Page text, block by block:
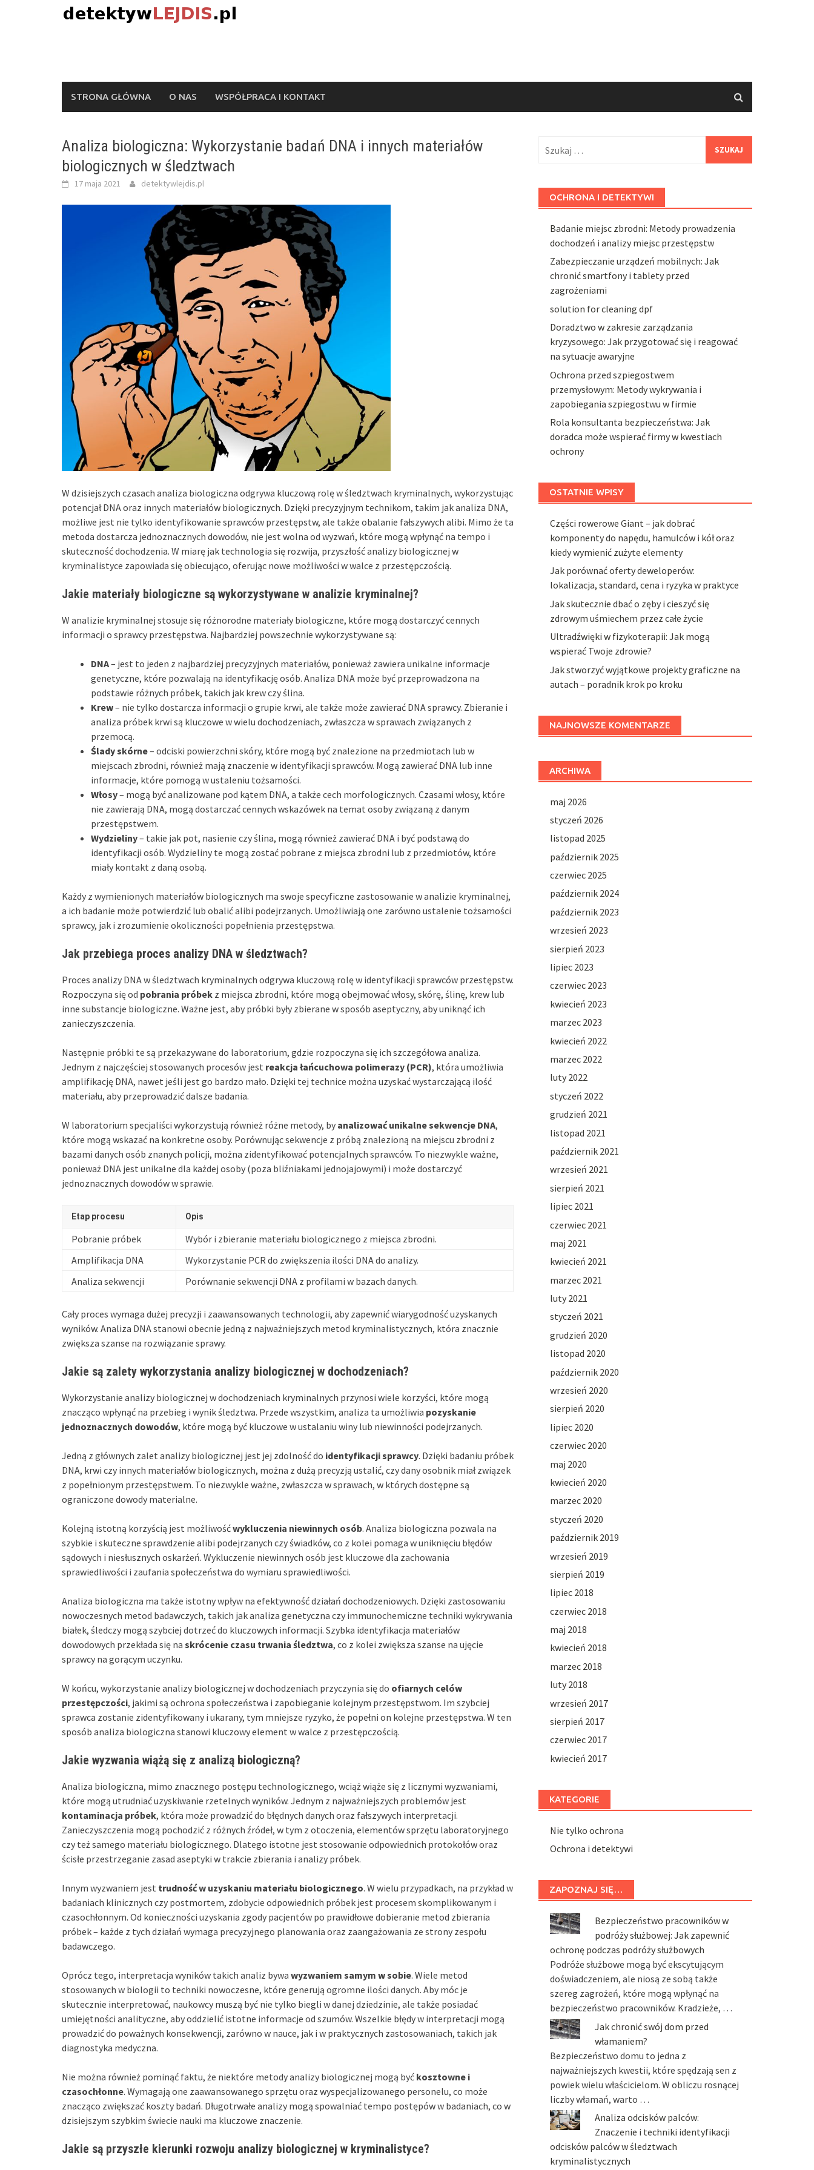
STRONA GŁÓWNA O NAS WSPÓŁPRACA I KONTAKT
Analiza biologiczna: Wykorzystanie badań DNA i innych materiałów
biologicznych w śledztwach
17 maja 2021 detektywlejdis.pl
W dzisiejszych czasach analiza biologiczna odgrywa kluczową rolę w śledztwach kryminalnych, wykorzystując
potencjał DNA oraz innych materiałów biologicznych. Dzięki precyzyjnym technikom, takim jak analiza DNA,
możliwe jest nie tylko identyfikowanie sprawców przestępstw, ale także obalanie fałszywych alibi. Mimo że ta
metoda dostarcza jednoznacznych dowodów, nie jest wolna od wyzwań, które mogą wpłynąć na tempo i
skuteczność dochodzenia. W miarę jak technologia się rozwija, przyszłość analizy biologicznej w
kryminalistyce zapowiada się obiecująco, oferując nowe możliwości w walce z przestępczością.
Jakie materiały biologiczne są wykorzystywane w analizie kryminalnej?
W analizie kryminalnej stosuje się różnorodne materiały biologiczne, które mogą dostarczyć cennych
informacji o sprawcy przestępstwa. Najbardziej powszechnie wykorzystywane są:
DNA– jest to jeden z najbardziej precyzyjnych materiałów, ponieważ zawiera unikalne informacje
genetyczne, które pozwalają na identyfikację osób. Analiza DNA może być przeprowadzona na
podstawie różnych próbek, takich jak krew czy ślina.
Krew– nie tylko dostarcza informacji o grupie krwi, ale także może zawierać DNA sprawcy. Zbieranie i
analiza próbek krwi są kluczowe w wielu dochodzeniach, zwłaszcza w sprawach związanych z
przemocą.
Ślady skórne– odciski powierzchni skóry, które mogą być znalezione na przedmiotach lub w
miejscach zbrodni, również mają znaczenie w identyfikacji sprawców. Mogą zawierać DNA lub inne
informacje, które pomogą w ustaleniu tożsamości.
Włosy– mogą być analizowane pod kątem DNA, a także cech morfologicznych. Czasami włosy, które
nie zawierają DNA, mogą dostarczać cennych wskazówek na temat osoby związaną z danym
przestępstwem.
Wydzieliny– takie jak pot, nasienie czy ślina, mogą również zawierać DNA i być podstawą do
identyfikacji osób. Wydzieliny te mogą zostać pobrane z miejsca zbrodni lub z przedmiotów, które
miały kontakt z daną osobą.
Każdy z wymienionych materiałów biologicznych ma swoje specyficzne zastosowanie w analizie kryminalnej,
a ich badanie może potwierdzić lub obalić alibi podejrzanych. Umożliwiają one zarówno ustalenie tożsamości
sprawcy, jak i zrozumienie okoliczności popełnienia przestępstwa.
Jak przebiega proces analizy DNA w śledztwach?
Proces analizy DNA w śledztwach kryminalnych odgrywa kluczową rolę w identyfikacji sprawców przestępstw.
Rozpoczyna się od pobrania próbek z miejsca zbrodni, które mogą obejmować włosy, skórę, ślinę, krew lub
inne substancje biologiczne. Ważne jest, aby próbki były zbierane w sposób aseptyczny, aby uniknąć ich
zanieczyszczenia.
Następnie próbki te są przekazywane do laboratorium, gdzie rozpoczyna się ich szczegółowa analiza.
Jednym z najczęściej stosowanych procesów jest reakcja łańcuchowa polimerazy (PCR), która umożliwia
amplifikację DNA, nawet jeśli jest go bardzo mało. Dzięki tej technice można uzyskać wystarczającą ilość
materiału, aby przeprowadzić dalsze badania.
W laboratorium specjaliści wykorzystują również różne metody, by analizować unikalne sekwencje DNA,
które mogą wskazać na konkretne osoby. Porównując sekwencje z próbą znalezioną na miejscu zbrodni z
bazami danych osób znanych policji, można zidentyfikować potencjalnych sprawców. To niezwykle ważne,
ponieważ DNA jest unikalne dla każdej osoby (poza bliźniakami jednojajowymi) i może dostarczyć
jednoznacznych dowodów w sprawie.
Etap procesu Opis
Pobranie próbek
Wybór i zbieranie materiału biologicznego z miejsca zbrodni.
Amplifikacja DNA
Wykorzystanie PCR do zwiększenia ilości DNA do analizy.
Analiza sekwencji
Porównanie sekwencji DNA z profilami w bazach danych.
Cały proces wymaga dużej precyzji i zaawansowanych technologii, aby zapewnić wiarygodność uzyskanych
wyników. Analiza DNA stanowi obecnie jedną z najważniejszych metod kryminalistycznych, która znacznie
zwiększa szanse na rozwiązanie sprawy.
Jakie są zalety wykorzystania analizy biologicznej w dochodzeniach?
Wykorzystanie analizy biologicznej w dochodzeniach kryminalnych przynosi wiele korzyści, które mogą
znacząco wpłynąć na przebieg i wynik śledztwa. Przede wszystkim, analiza ta umożliwia pozyskanie
jednoznacznych dowodów, które mogą być kluczowe w ustalaniu winy lub niewinności podejrzanych.
Jedną z głównych zalet analizy biologicznej jest jej zdolność do identyfikacji sprawcy. Dzięki badaniu próbek
DNA, krwi czy innych materiałów biologicznych, można z dużą precyzją ustalić, czy dany osobnik miał związek
z popełnionym przestępstwem. To niezwykle ważne, zwłaszcza w sprawach, w których dostępne są
ograniczone dowody materialne.
Kolejną istotną korzyścią jest możliwośćwykluczenia niewinnych osób. Analiza biologiczna pozwala na
szybkie i skuteczne sprawdzenie alibi podejrzanych czy świadków, co z kolei pomaga w uniknięciu błędów
sądowych i niesłusznych oskarżeń. Wykluczenie niewinnych osób jest kluczowe dla zachowania
sprawiedliwości i zaufania społeczeństwa do wymiaru sprawiedliwości.
Analiza biologiczna ma także istotny wpływ na efektywność działań dochodzeniowych. Dzięki zastosowaniu
nowoczesnych metod badawczych, takich jak analiza genetyczna czy immunochemiczne techniki wykrywania
białek, śledczy mogą szybciej dotrzeć do kluczowych informacji. Szybka identyfikacja materiałów
dowodowych przekłada się na skrócenie czasu trwania śledztwa, co z kolei zwiększa szanse na ujęcie
sprawcy na gorącym uczynku.
W końcu, wykorzystanie analizy biologicznej w dochodzeniach przyczynia się do ofiarnych celów
przestępczości, jakimi są ochrona społeczeństwa i zapobieganie kolejnym przestępstwom. Im szybciej
sprawca zostanie zidentyfikowany i ukarany, tym mniejsze ryzyko, że popełni on kolejne przestępstwa. W ten
sposób analiza biologiczna stanowi kluczowy element w walce z przestępczością.
Jakie wyzwania wiążą się z analizą biologiczną?
Analiza biologiczna, mimo znacznego postępu technologicznego, wciąż wiąże się z licznymi wyzwaniami,
które mogą utrudniać uzyskiwanie rzetelnych wyników. Jednym z najważniejszych problemów jest
kontaminacja próbek, która może prowadzić do błędnych danych oraz fałszywych interpretacji.
Zanieczyszczenia mogą pochodzić z różnych źródeł, w tym z otoczenia, elementów sprzętu laboratoryjnego
czy też samego materiału biologicznego. Dlatego istotne jest stosowanie odpowiednich protokołów oraz
ścisłe przestrzeganie zasad aseptyki w trakcie zbierania i analizy próbek.
Innym wyzwaniem jest trudność w uzyskaniu materiału biologicznego. W wielu przypadkach, na przykład w
badaniach klinicznych czy postmortem, zdobycie odpowiednich próbek jest procesem skomplikowanym i
czasochłonnym. Od konieczności uzyskania zgody pacjentów po prawidłowe dobieranie metod zbierania
próbek – każde z tych działań wymaga precyzyjnego planowania oraz zaangażowania ze strony zespołu
badawczego.
Oprócz tego, interpretacja wyników takich analiz bywa wyzwaniem samym w sobie. Wiele metod
stosowanych w biologii to techniki nowoczesne, które generują ogromne ilości danych. Aby móc je
skutecznie interpretować, naukowcy muszą być nie tylko biegli w danej dziedzinie, ale także posiadać
umiejętności analityczne, aby oddzielić istotne informacje od szumów. Wszelkie błędy w interpretacji mogą
prowadzić do poważnych konsekwencji, zarówno w nauce, jak i w praktycznych zastosowaniach, takich jak
diagnostyka medyczna.
Nie można również pominąć faktu, że niektóre metody analizy biologicznej mogą być kosztowne i
czasochłonne. Wymagają one zaawansowanego sprzętu oraz wyspecjalizowanego personelu, co może
znacząco zwiększać koszty badań. Długotrwałe analizy mogą spowalniać tempo postępów w badaniach, co w
dzisiejszym szybkim świecie nauki ma kluczowe znaczenie.
Jakie są przyszłe kierunki rozwoju analizy biologicznej w kryminalistyce?
OCHRONA I DETEKTYWI
Badanie miejsc zbrodni: Metody prowadzenia
dochodzeń i analizy miejsc przestępstw
Zabezpieczanie urządzeń mobilnych: Jak
chronić smartfony i tablety przed
zagrożeniami
solution for cleaning dpf
Doradztwo w zakresie zarządzania
kryzysowego: Jak przygotować się i reagować
na sytuacje awaryjne
Ochrona przed szpiegostwem
przemysłowym: Metody wykrywania i
zapobiegania szpiegostwu w firmie
Rola konsultanta bezpieczeństwa: Jak
doradca może wspierać firmy w kwestiach
ochrony
OSTATNIE WPISY
Części rowerowe Giant – jak dobrać
komponenty do napędu, hamulców i kół oraz
kiedy wymienić zużyte elementy
Jak porównać oferty deweloperów:
lokalizacja, standard, cena i ryzyka w praktyce
Jak skutecznie dbać o zęby i cieszyć się
zdrowym uśmiechem przez całe życie
Ultradźwięki w fizykoterapii: Jak mogą
wspierać Twoje zdrowie?
Jak stworzyć wyjątkowe projekty graficzne na
autach – poradnik krok po kroku
NAJNOWSZE KOMENTARZE
ARCHIWA
maj 2026
styczeń 2026
listopad 2025
październik 2025
czerwiec 2025
październik 2024
październik 2023
wrzesień 2023
sierpień 2023
lipiec 2023
czerwiec 2023
kwiecień 2023
marzec 2023
kwiecień 2022
marzec 2022
luty 2022
styczeń 2022
grudzień 2021
listopad 2021
październik 2021
wrzesień 2021
sierpień 2021
lipiec 2021
czerwiec 2021
maj 2021
kwiecień 2021
marzec 2021
luty 2021
styczeń 2021
grudzień 2020
listopad 2020
październik 2020
wrzesień 2020
sierpień 2020
lipiec 2020
czerwiec 2020
maj 2020
kwiecień 2020
marzec 2020
styczeń 2020
październik 2019
wrzesień 2019
sierpień 2019
lipiec 2018
czerwiec 2018
maj 2018
kwiecień 2018
marzec 2018
luty 2018
wrzesień 2017
sierpień 2017
czerwiec 2017
kwiecień 2017
KATEGORIE
Nie tylko ochrona
Ochrona i detektywi
ZAPOZNAJ SIĘ…
Bezpieczeństwo pracowników w
podróży służbowej: Jak zapewnić
ochronę podczas podróży służbowych
Podróże służbowe mogą być ekscytującym
doświadczeniem, ale niosą ze sobą także
szereg zagrożeń, które mogą wpłynąć na
bezpieczeństwo pracowników. Kradzieże, …
Jak chronić swój dom przed
włamaniem?
Bezpieczeństwo domu to jedna z
najważniejszych kwestii, które spędzają sen z
powiek wielu właścicielom. W obliczu rosnącej
liczby włamań, warto …
Analiza odcisków palców:
Znaczenie i techniki identyfikacji
odcisków palców w śledztwach
kryminalistycznych